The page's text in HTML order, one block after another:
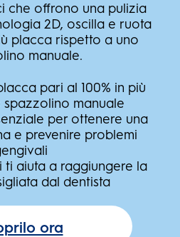
che offrono una pulizia
2D, oscilla e ruota
placca rispetto a uno
manuale.
pari al 100% in più
manuale
per ottenere una
e prevenire problemi
ti aiuta a raggiungere la
dal dentista
ora